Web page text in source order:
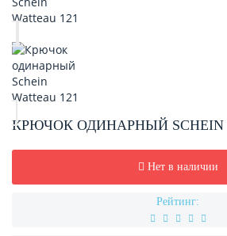
КРЮЧОК ОДИНАРНЫЙ SCHEIN
Нет в наличии
Рейтинг: